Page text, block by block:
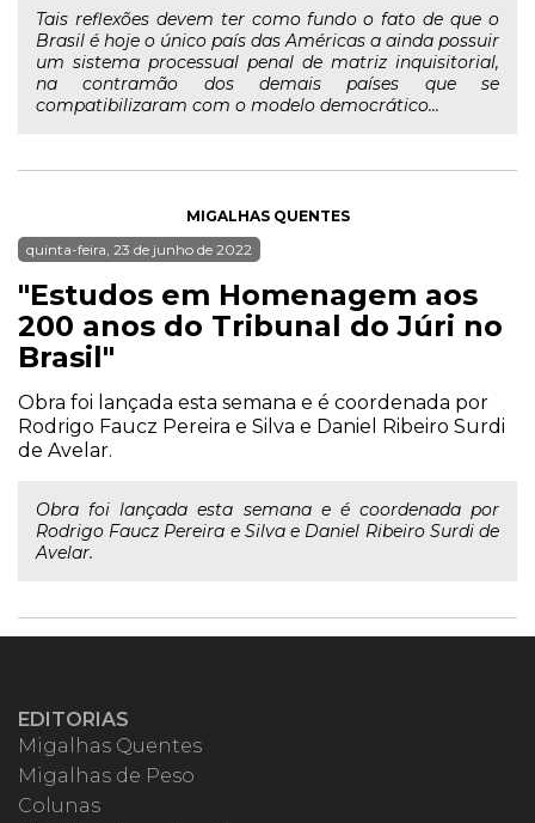
Tais reflexões devem ter como fundo o fato de que o
Brasil é hoje o único país das Américas a ainda possuir
um sistema processual penal de matriz inquisitorial,
na contramão dos demais países que se
compatibilizaram com o modelo democrático...
MIGALHAS QUENTES
quinta-feira, 23 de junho de 2022
"Estudos em Homenagem aos
200 anos do Tribunal do Júri no
Brasil"
Obra foi lançada esta semana e é coordenada por
Rodrigo Faucz Pereira e Silva e Daniel Ribeiro Surdi
de Avelar.
Obra foi lançada esta semana e é coordenada por
Rodrigo Faucz Pereira e Silva e Daniel Ribeiro Surdi de
Avelar.
EDITORIAS
Migalhas Quentes
Migalhas de Peso
Colunas